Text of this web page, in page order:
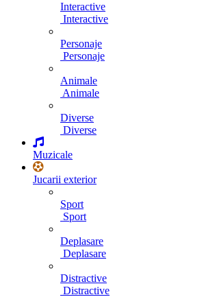
Interactive
Interactive
Personaje
Personaje
Animale
Animale
Diverse
Diverse
Muzicale
Jucarii exterior
Sport
Sport
Deplasare
Deplasare
Distractive
Distractive